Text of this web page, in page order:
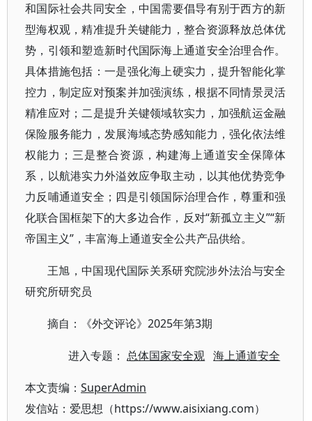
和国际社会共同安全，中国需要倡导有别于西方的新
型海权观，精准提升关键能力，整合资源释放总体优
势，引领和塑造新时代国际海上通道安全治理合作。
具体措施包括：一是强化海上硬实力，提升智能化掌
控力，制定应对预案并加强演练，根据不同情景灵活
精准应对；二是提升关键领域软实力，加强航运金融
保险服务能力，发展海域态势感知能力，强化依法维
权能力；三是整合资源，构建海上通道安全保障体
系，以航港实力外溢效应争取主动，以其他优势竞争
力反哺通道安全；四是引领国际治理合作，尊重和强
化联合国框架下的大多边合作，反对“新孤立主义”“新
帝国主义”，丰富海上通道安全公共产品供给。
王旭，中国现代国际关系研究院涉外法治与安全
研究所研究员
摘自：《外交评论》2025年第3期
进入专题：总体国家安全观 海上通道安全
本文责编： SuperAdmin
发信站：爱思想（https://www.aisixiang.com）